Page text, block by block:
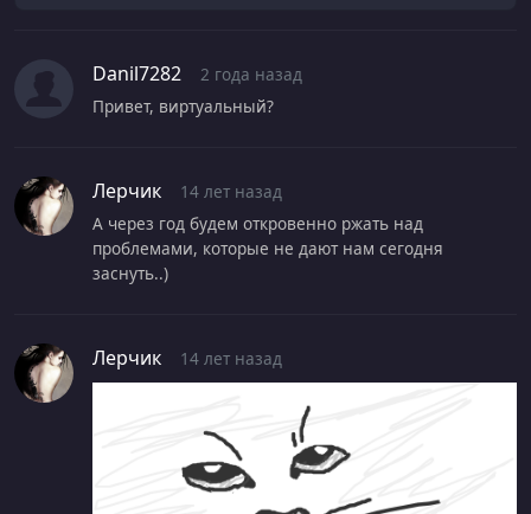
Danil7282
2 года назад
Привет, виртуальный?
Лерчик
14 лет назад
А через год будем откровенно ржать над
проблемами, которые не дают нам сегодня
заснуть..)
Лерчик 14 лет назад